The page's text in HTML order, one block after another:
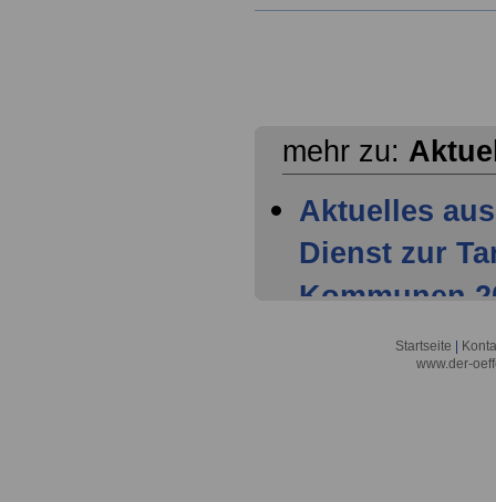
mehr zu:
Aktuelles
Dienst zur
Kommunen
Mitglieder
Startseite
www.der-